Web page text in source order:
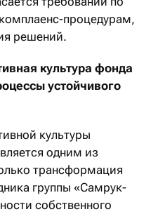
процедурам,
решений.
культура фонда
устойчивого
культуры
одним из
трансформация
группы «Самрук-
собственного